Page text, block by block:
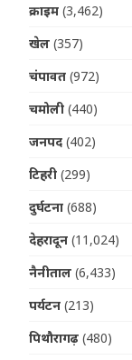
क्राइम (3,462)
खेल (357)
चंपावत (972)
चमोली (440)
जनपद (402)
टिहरी (299)
दुर्घटना (688)
देहरादून (11,024)
नैनीताल (6,433)
पर्यटन (213)
पिथौरागढ़ (480)